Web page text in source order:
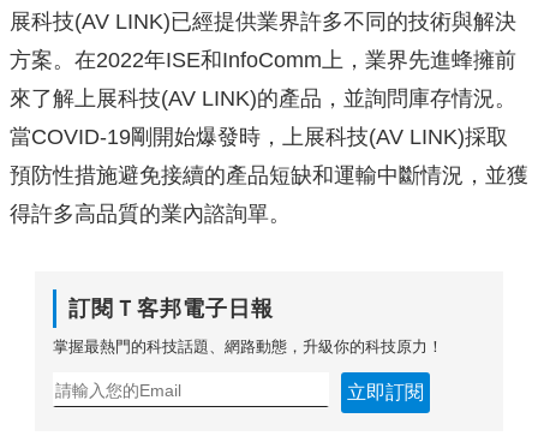
展科技(AV LINK)已經提供業界許多不同的技術與解決
方案。在2022年ISE和InfoComm上，業界先進蜂擁前
來了解上展科技(AV LINK)的產品，並詢問庫存情況。
當COVID-19剛開始爆發時，上展科技(AV LINK)採取
預防性措施避免接續的產品短缺和運輸中斷情況，並獲
得許多高品質的業內諮詢單。
訂閱Ｔ客邦電子日報
掌握最熱門的科技話題、網路動態，升級你的科技原力！
立即訂閱